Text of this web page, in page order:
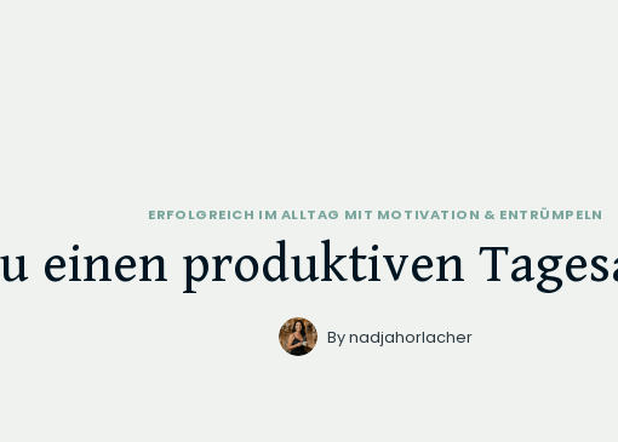
ERFOLGREICH IM ALLTAG MIT MOTIVATION & ENTRÜMPELN
einen produktiven
Bynadjahorlacher